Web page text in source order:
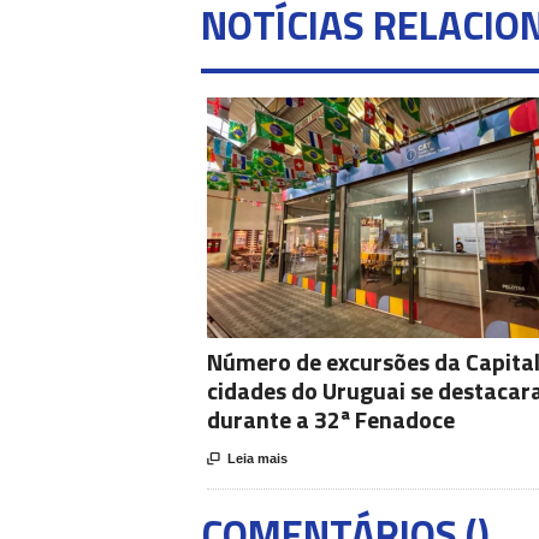
NOTÍCIAS
Número de excursões da
cidades do Uruguai se
durante a 32ª Fenadoce
 Leia mais